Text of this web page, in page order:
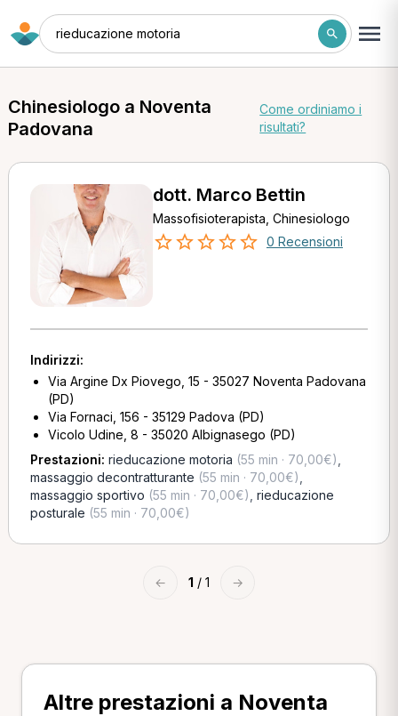
rieducazione motoria
Chinesiologo a Noventa
Padovana
Come ordiniamo i
risultati?
dott. Marco Bettin
Massofisioterapista, Chinesiologo
0 Recensioni
Indirizzi:
Via Argine Dx Piovego, 15 - 35027 Noventa Padovana
(PD)
Via Fornaci, 156 - 35129 Padova (PD)
Vicolo Udine, 8 - 35020 Albignasego (PD)
Prestazioni: rieducazione motoria (55 min · 70,00€)
massaggio decontratturante (55 min · 70,00€)
massaggio sportivo (55 min · 70,00€) rieducazione
posturale (55 min · 70,00€)
← 1 / 1 →
Altre prestazioni a Noventa